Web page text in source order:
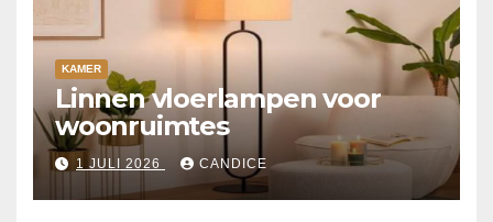
KAMER
Linnen vloerlampen voor
woonruimtes
1 JULI 2026 CANDICE